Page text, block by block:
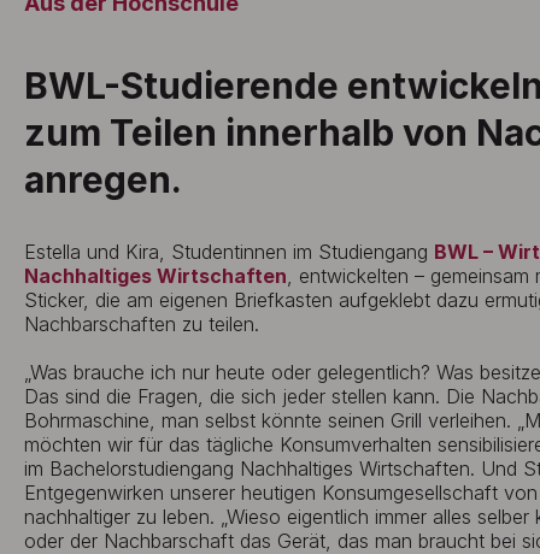
BWL-Studierende
zum Teilen innerhalb von
anregen.
Estella und Kira, Studentinnen im Studiengang BWL –
Nachhaltiges Wirtschaften, entwickelten – gemeinsam
Sticker, die am eigenen Briefkasten aufgeklebt dazu
Nachbarschaften zu teilen.
„Was brauche ich nur heute oder gelegentlich? Was
Das sind die Fragen, die sich jeder stellen kann. Die
Bohrmaschine, man selbst könnte seinen Grill verleihen.
möchten wir für das tägliche Konsumverhalten
im Bachelorstudiengang Nachhaltiges Wirtschaften. Und
Entgegenwirken unserer heutigen Konsumgesellschaft
nachhaltiger zu leben. „Wieso eigentlich immer alles
oder der Nachbarschaft das Gerät, das man braucht bei